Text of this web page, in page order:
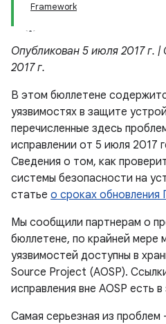
Framework
Опубликован 5 июля 2017 г.
2017 г.
В этом бюллетене
уязвимостях в защите
перечисленные здесь
исправлении от 5 июля 2017
Сведения о том, как
системы безопасности на
статье о сроках обновления
Мы сообщили партнерам о
бюллетене, по крайней мере
уязвимостей доступны в
Source Project (AOSP).
исправления вне AOSP есть
Самая серьезная из проблем